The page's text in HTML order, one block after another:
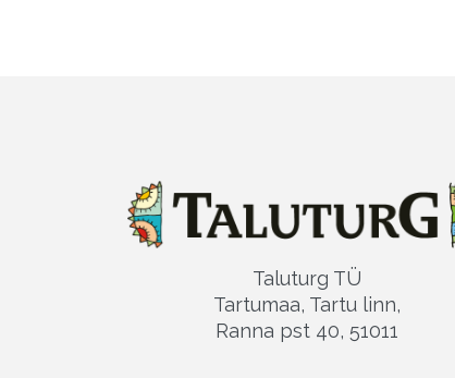
Taluturg TÜ
Tartumaa, Tartu linn,
Ranna pst 40, 51011